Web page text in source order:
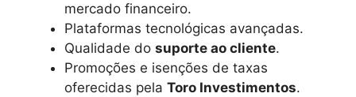
mercado financeiro.
Plataformas tecnológicas avançadas.
Qualidade do suporte ao cliente.
Promoções e isenções de taxas
oferecidas pela Toro Investimentos.